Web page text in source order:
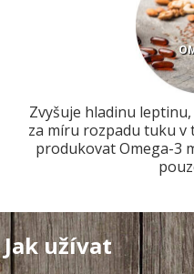
Zvyšuje hladinu
za míru rozpadu tuku v
produkovat Omega-3
Jak užívat